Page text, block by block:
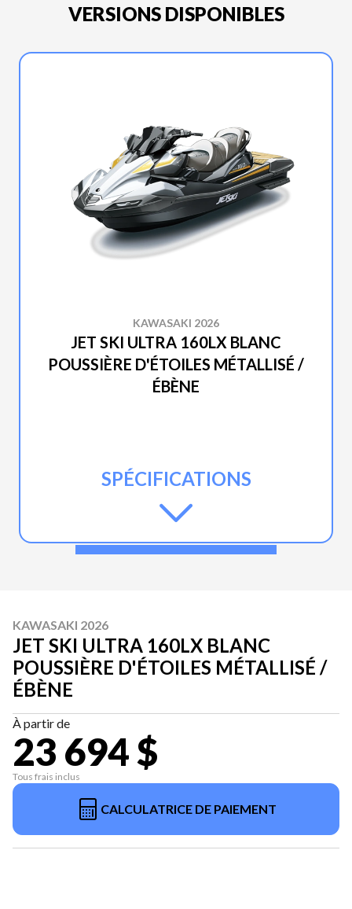
VERSIONS DISPONIBLES
KAWASAKI 2026
JET SKI ULTRA 160LX BLANC
POUSSIÈRE D'ÉTOILES MÉTALLISÉ /
ÉBÈNE
SPÉCIFICATIONS
KAWASAKI 2026
JET SKI ULTRA 160LX BLANC
POUSSIÈRE D'ÉTOILES MÉTALLISÉ /
ÉBÈNE
À partir de
23 694 $
Tous frais inclus
CALCULATRICE DE PAIEMENT